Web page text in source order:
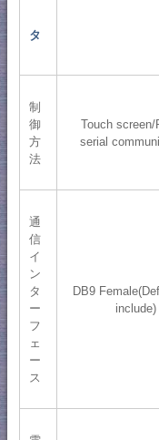
タ
制
御
方
法
Touch screen/
serial
通
信
イ
ン
タ
ー
フ
ェ
ー
ス
DB9
include)